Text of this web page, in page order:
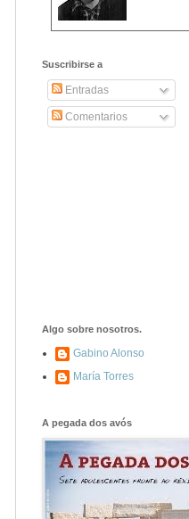
577. Nos fusilaron
Suscribirse a
Entradas
Comentarios
Algo sobre nosotros.
Gabino Alonso
María Torres
A pegada dos avós